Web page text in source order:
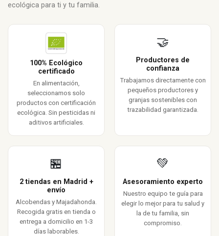
ecológica para ti y tu familia.
100% Ecológico
certificado
En alimentación,
seleccionamos solo
productos con certificación
ecológica. Sin pesticidas ni
aditivos artificiales.
🤝
Productores de
confianza
Trabajamos directamente con
pequeños productores y
granjas sostenibles con
trazabilidad garantizada.
🏪
2 tiendas en Madrid +
envío
Alcobendas y Majadahonda.
Recogida gratis en tienda o
entrega a domicilio en 1-3
días laborables.
💚
Asesoramiento experto
Nuestro equipo te guía para
elegir lo mejor para tu salud y
la de tu familia, sin
compromiso.